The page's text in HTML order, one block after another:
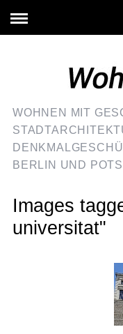
WOHNEN MIT
BERLIN UND
Images
universitat"